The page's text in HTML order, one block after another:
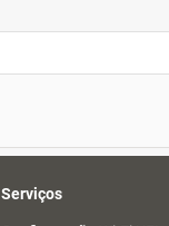
Serviços